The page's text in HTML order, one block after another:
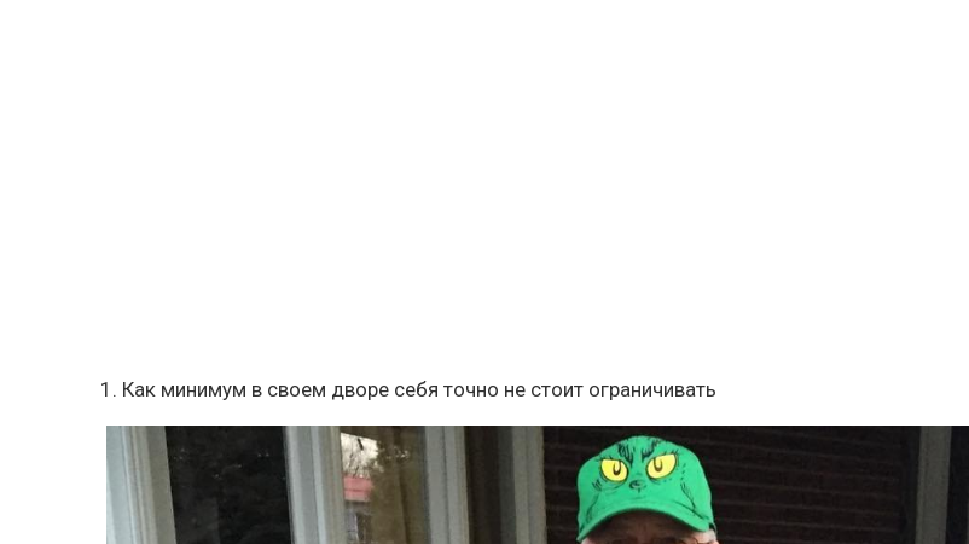
1. Как минимум в своем дворе себя точно не стоит ограничивать